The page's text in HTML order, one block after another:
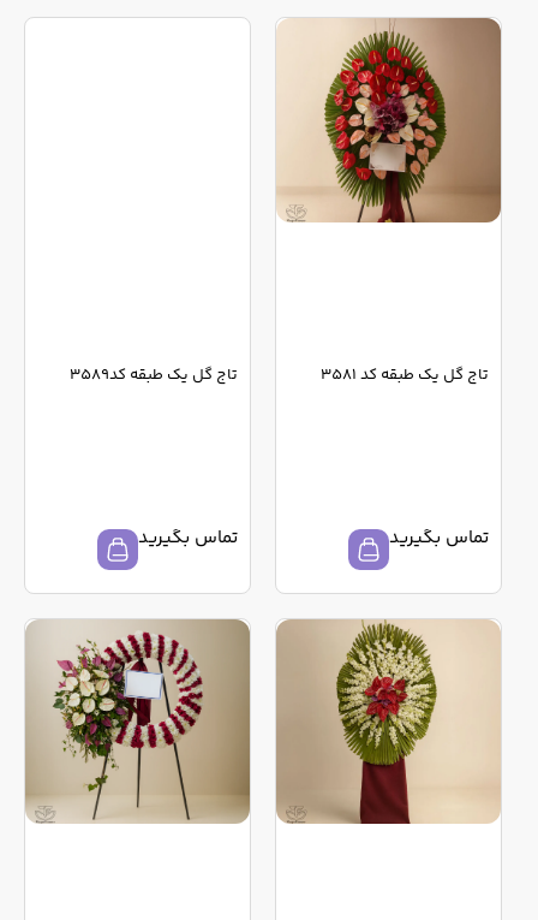
تاج گل یک طبقه کد 3581
تماس بگیرید
تاج گل یک طبقه کد3589
تماس بگیرید